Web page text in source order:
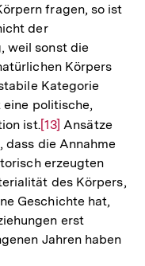
fragen, so ist
der
weil sonst die
Körpers
Kategorie
politische,
ist.Zur
Auflösung
der
Fußnote
[13] Ansätze
die Annahme
erzeugten
des Körpers,
Geschichte hat,
erst
Jahren haben